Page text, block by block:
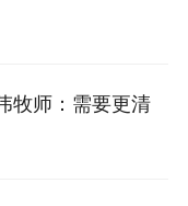
牧师：需要更清